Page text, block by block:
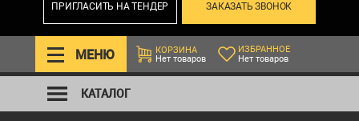
ЗАКАЗАТЬ ЗВОНОК
ПРИГЛАСИТЬ НА ТЕНДЕР
МЕНЮ
КОРЗИНА
Нет товаров
ИЗБРАННОЕ
Нет товаров
КАТАЛОГ